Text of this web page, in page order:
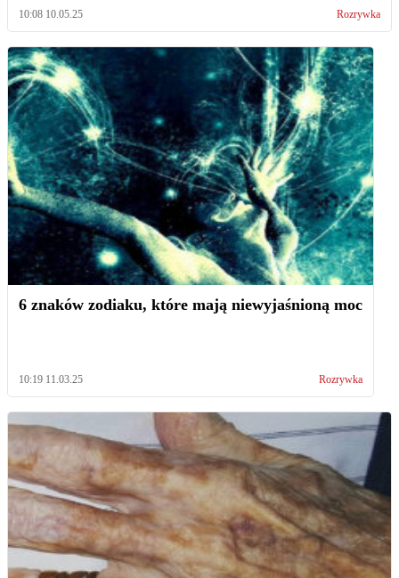
10:08 10.05.25 Rozrywka
6 znaków zodiaku, które mają niewyjaśnioną moc
10:19 11.03.25 Rozrywka